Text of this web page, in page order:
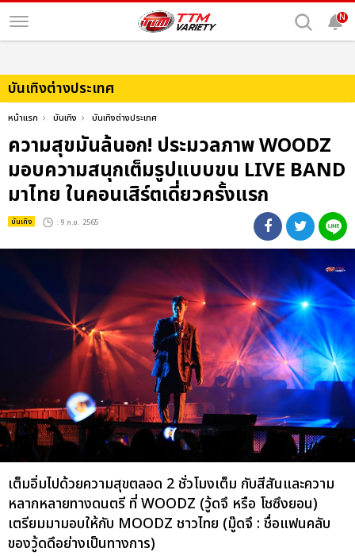
N
บันเทิงต่างประเทศ
หน้าแรก บันเทิง บันเทิงต่างประเทศ
ความสุขมันล้นอก! ประมวลภาพ WOODZ
มอบความสนุกเต็มรูปแบบขน LIVE BAND
มาไทย ในคอนเสิร์ตเดี่ยวครั้งแรก
บันเทิง : 9 ก.ย. 2565
เต็มอิ่มไปด้วยความสุขตลอด 2 ชั่วโมงเต็ม กับสีสันและความ
หลากหลายทางดนตรี ที่ WOODZ (วู้ดจึ หรือ โชซึงยอน)
เตรียมมามอบให้กับ MOODZ ชาวไทย (มู๊ดจึ : ชื่อแฟนคลับ
ของวู้ดดึอย่างเป็นทางการ)